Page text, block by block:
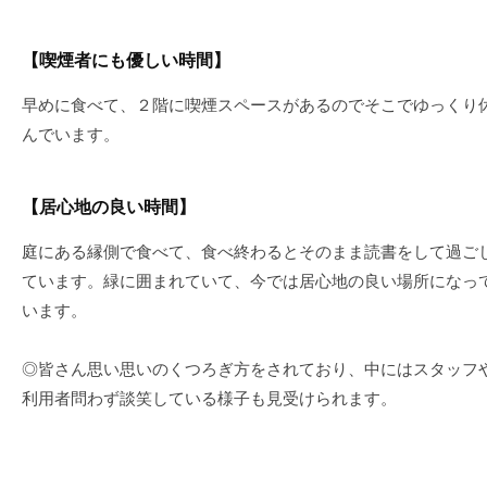
【喫煙者にも優しい時間】
早めに食べて、２階に喫煙スペースがあるのでそこでゆっくり
んでいます。
【居心地の良い時間】
庭にある縁側で食べて、食べ終わるとそのまま読書をして過ご
ています。緑に囲まれていて、今では居心地の良い場所になっ
います。
◎皆さん思い思いのくつろぎ方をされており、中にはスタッフ
利用者問わず談笑している様子も見受けられます。